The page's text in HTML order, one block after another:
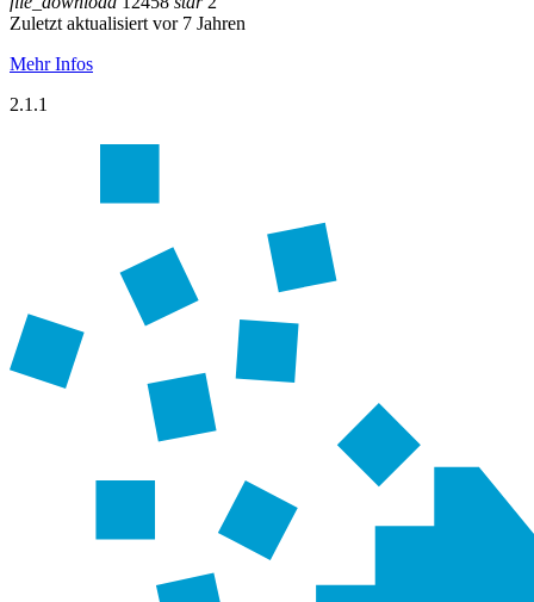
Zuletzt aktualisiert vor 7 Jahren
Mehr Infos
2.1.1